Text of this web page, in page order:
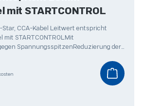
mit STARTCONTROL
CCA-Kabel Leitwert entspricht
mit STARTCONTROLMit
SpannungsspitzenReduzierung der